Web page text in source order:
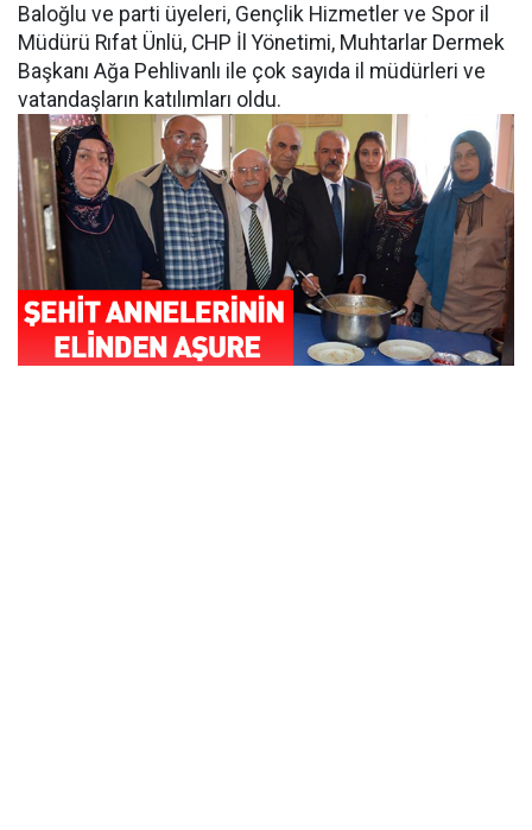
Baloğlu ve parti üyeleri, Gençlik Hizmetler ve Spor il
Müdürü Rıfat Ünlü, CHP İl Yönetimi, Muhtarlar Dermek
Başkanı Ağa Pehlivanlı ile çok sayıda il müdürleri ve
vatandaşların katılımları oldu.